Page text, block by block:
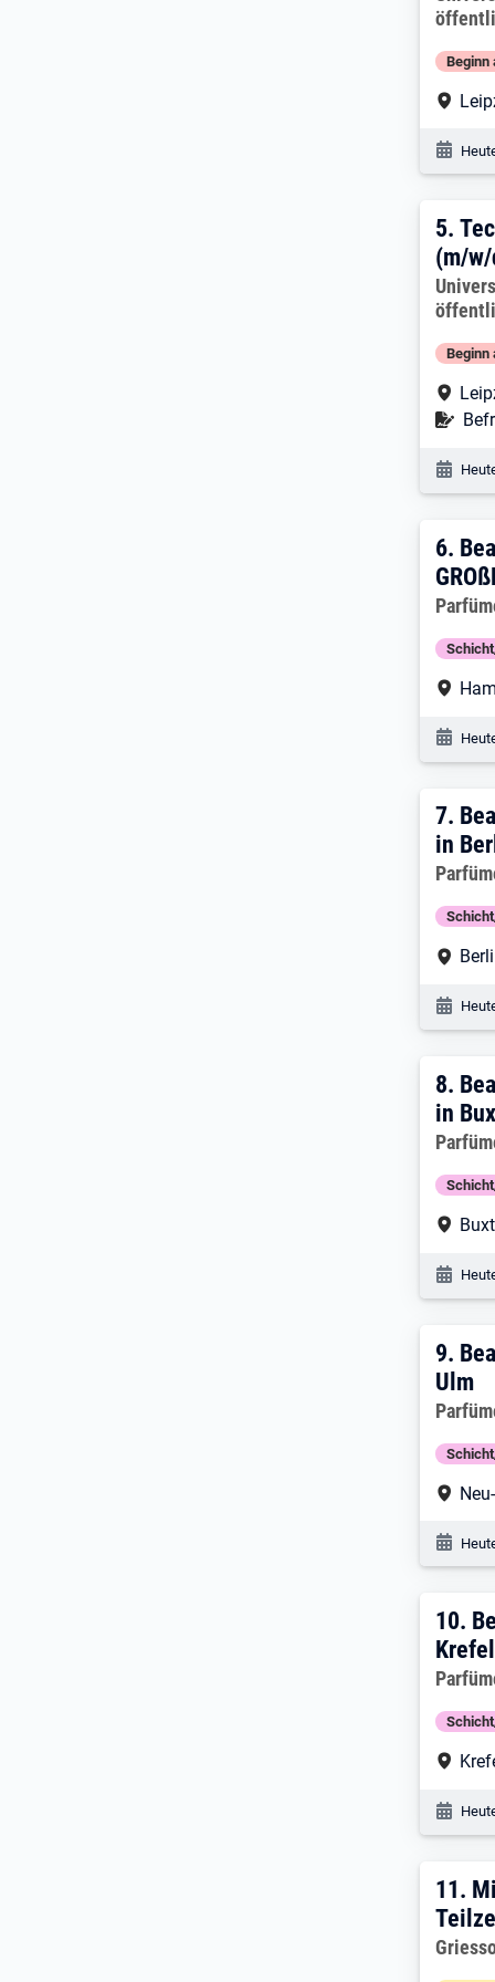
Beginn
5.
5.
(m/
Beginn
6.
6.
7.
7.
in
8.
8.
in
9.
9.
Ulm
10.
10.
11.
11.